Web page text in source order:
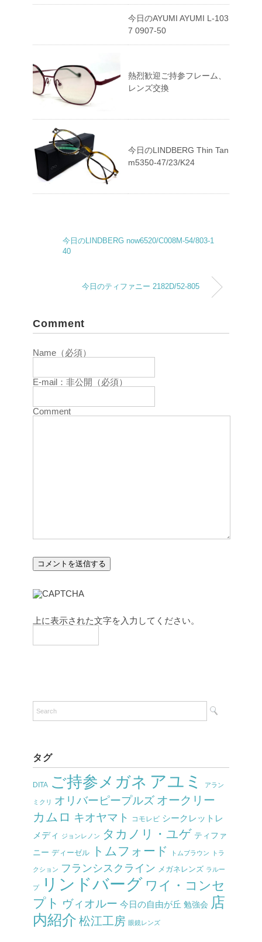
今日のAYUMI AYUMI L-103
7 0907-50
熱烈歓迎ご持参フレーム、
レンズ交換
今日のLINDBERG Thin Tan
m5350-47/23/K24
今日のLINDBERG now6520/C008M-54/803-1
40
今日のティファニー 2182D/52-805
Comment
Name（必須）
E-mail：非公開（必須）
Comment
上に表示された文字を入力してください。
タグ
DITA ご持参メガネ アユミ アラン
ミクリ オリバーピープルズ オークリー
カムロ キオヤマト コモレビ シークレットレ
メディ
ジョンレノン タカノリ・ユゲ ティファ
ニー ディーゼル トムフォード トムブラウン トラ
クション フランシスクライン メガネレンズ ラルー
プ リンドバーグ ワイ・コンセ
プト ヴィオルー 今日の自由が丘 勉強会 店
内紹介 松江工房 眼鏡レンズ